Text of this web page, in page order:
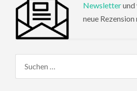
Newsletterund
neue Rezension